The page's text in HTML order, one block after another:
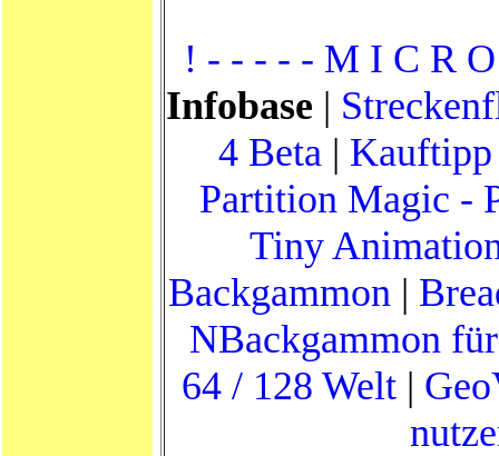
! - - - - - M I C R
Infobase |
4 Beta | Kauftipp
Partition Magic -
Tiny
Backgammon |
NBackgammon
64 / 128 Welt |